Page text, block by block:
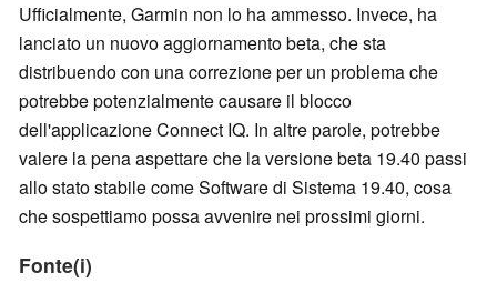
Ufficialmente, Garmin non lo ha ammesso. Invece, ha
lanciato un nuovo aggiornamento beta, che sta
distribuendo con una correzione per un problema che
potrebbe potenzialmente causare il blocco
dell'applicazione Connect IQ. In altre parole, potrebbe
valere la pena aspettare che la versione beta 19.40 passi
allo stato stabile come Software di Sistema 19.40, cosa
che sospettiamo possa avvenire nei prossimi giorni.
Fonte(i)